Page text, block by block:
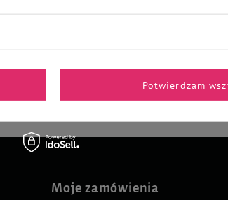
Moje zamówienia
Potwierdzam